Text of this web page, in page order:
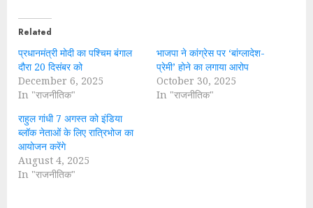
Related
प्रधानमंत्री मोदी का पश्चिम बंगाल
दौरा 20 दिसंबर को
December 6, 2025
In "राजनीतिक"
भाजपा ने कांग्रेस पर ‘बांग्लादेश-
प्रेमी’ होने का लगाया आरोप
October 30, 2025
In "राजनीतिक"
राहुल गांधी 7 अगस्त को इंडिया
ब्लॉक नेताओं के लिए रात्रिभोज का
आयोजन करेंगे
August 4, 2025
In "राजनीतिक"